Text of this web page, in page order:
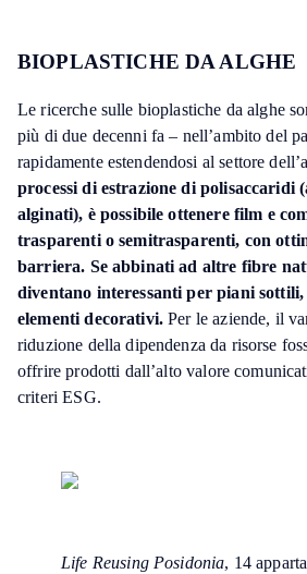
BIOPLASTICHE DA ALGHE
Le ricerche sulle bioplastiche da alghe
più di due decenni fa – nell’ambito del
rapidamente estendendosi al settore
processi di estrazione di polisaccaridi
alginati), è possibile ottenere film e
trasparenti o semitrasparenti, con
barriera. Se abbinati ad altre fibre
diventano interessanti per piani
elementi decorativi. Per le aziende, il
riduzione della dipendenza da risorse
offrire prodotti dall’alto valore
criteri ESG.
Life Reusing Posidonia, 14